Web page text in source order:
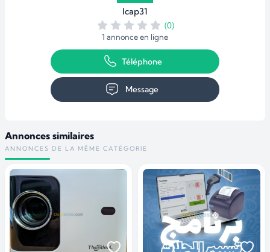
Icap31
(0)
1 annonce en ligne
Téléphone
Message
Annonces similaires
ANNONCES DE LA MÊME CATÉGORIE